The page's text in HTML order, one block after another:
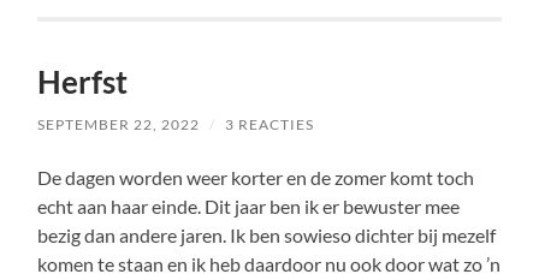
Herfst
SEPTEMBER 22, 2022 / 3 REACTIES
De dagen worden weer korter en de zomer komt toch
echt aan haar einde. Dit jaar ben ik er bewuster mee
bezig dan andere jaren. Ik ben sowieso dichter bij mezelf
komen te staan en ik heb daardoor nu ook door wat zo ’n